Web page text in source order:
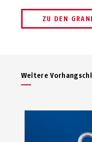
ZU DEN
Weitere